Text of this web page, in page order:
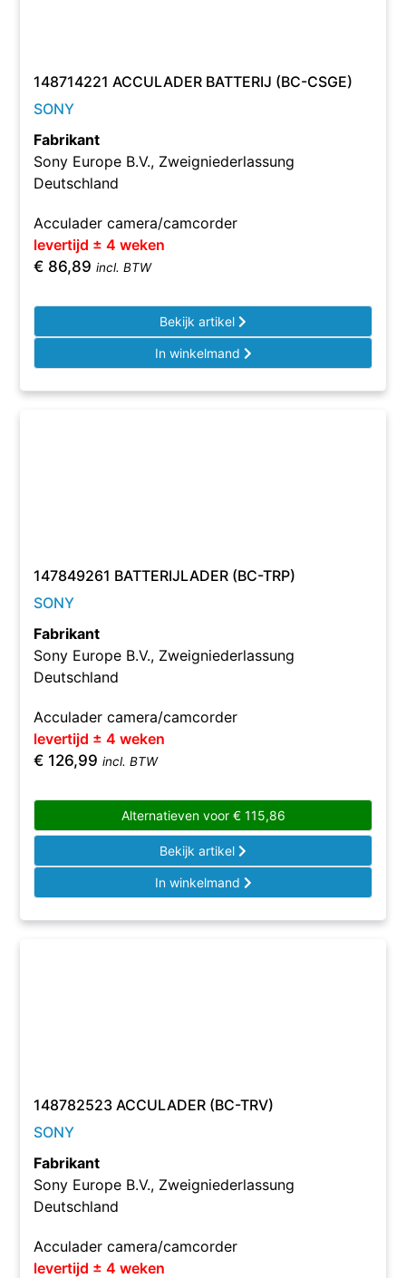
148714221 ACCULADER BATTERIJ (BC-CSGE)
SONY
Fabrikant
Sony Europe B.V., Zweigniederlassung
Deutschland
Acculader camera/camcorder
levertijd ± 4 weken
€ 86,89 incl. BTW
Bekijk artikel
In winkelmand
147849261 BATTERIJLADER (BC-TRP)
SONY
Fabrikant
Sony Europe B.V., Zweigniederlassung
Deutschland
Acculader camera/camcorder
levertijd ± 4 weken
€ 126,99 incl. BTW
Alternatieven voor €115,86
Bekijk artikel
In winkelmand
148782523 ACCULADER (BC-TRV)
SONY
Fabrikant
Sony Europe B.V., Zweigniederlassung
Deutschland
Acculader camera/camcorder
levertijd ± 4 weken